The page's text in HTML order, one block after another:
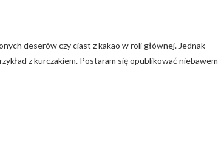
deserów czy ciast z kakao w roli głównej. Jednak
z kurczakiem. Postaram się opublikować niebawem